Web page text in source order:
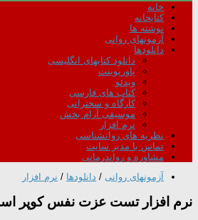
خانه
کتابخانه
نوشته ها
آزمونهای روانی
دانلودها
دانلود کتابهای انگلیسی
پاورپوینت
ویدئو
کتاب های فارسی
کارگاه و سخنرانی
موسیقی آرام بخش
نرم افزار
نظریه های روانشناسی
تماس با مدیر سایت
مشاوره و رواندرمانی
آزمونهای روانی / دانلودها / نرم افزار
نرم افزار تست عزت نفس کوپر